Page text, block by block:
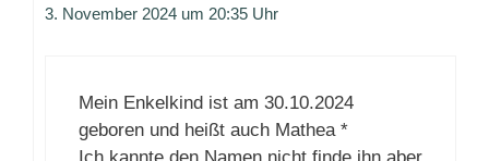
3. November 2024 um 20:35 Uhr
Mein Enkelkind ist am 30.10.2024
geboren und heißt auch Mathea *